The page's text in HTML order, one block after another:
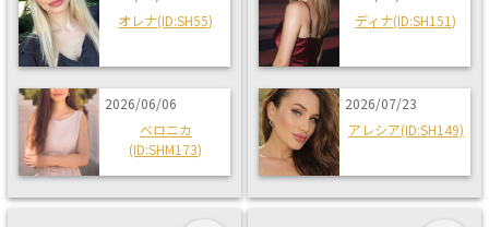
オレナ(ID:SH55)
2026/06/06
ベロニカ
(ID:SHM173)
ディナ(ID:SH151)
2026/07/23
アレシア(ID:SH149)